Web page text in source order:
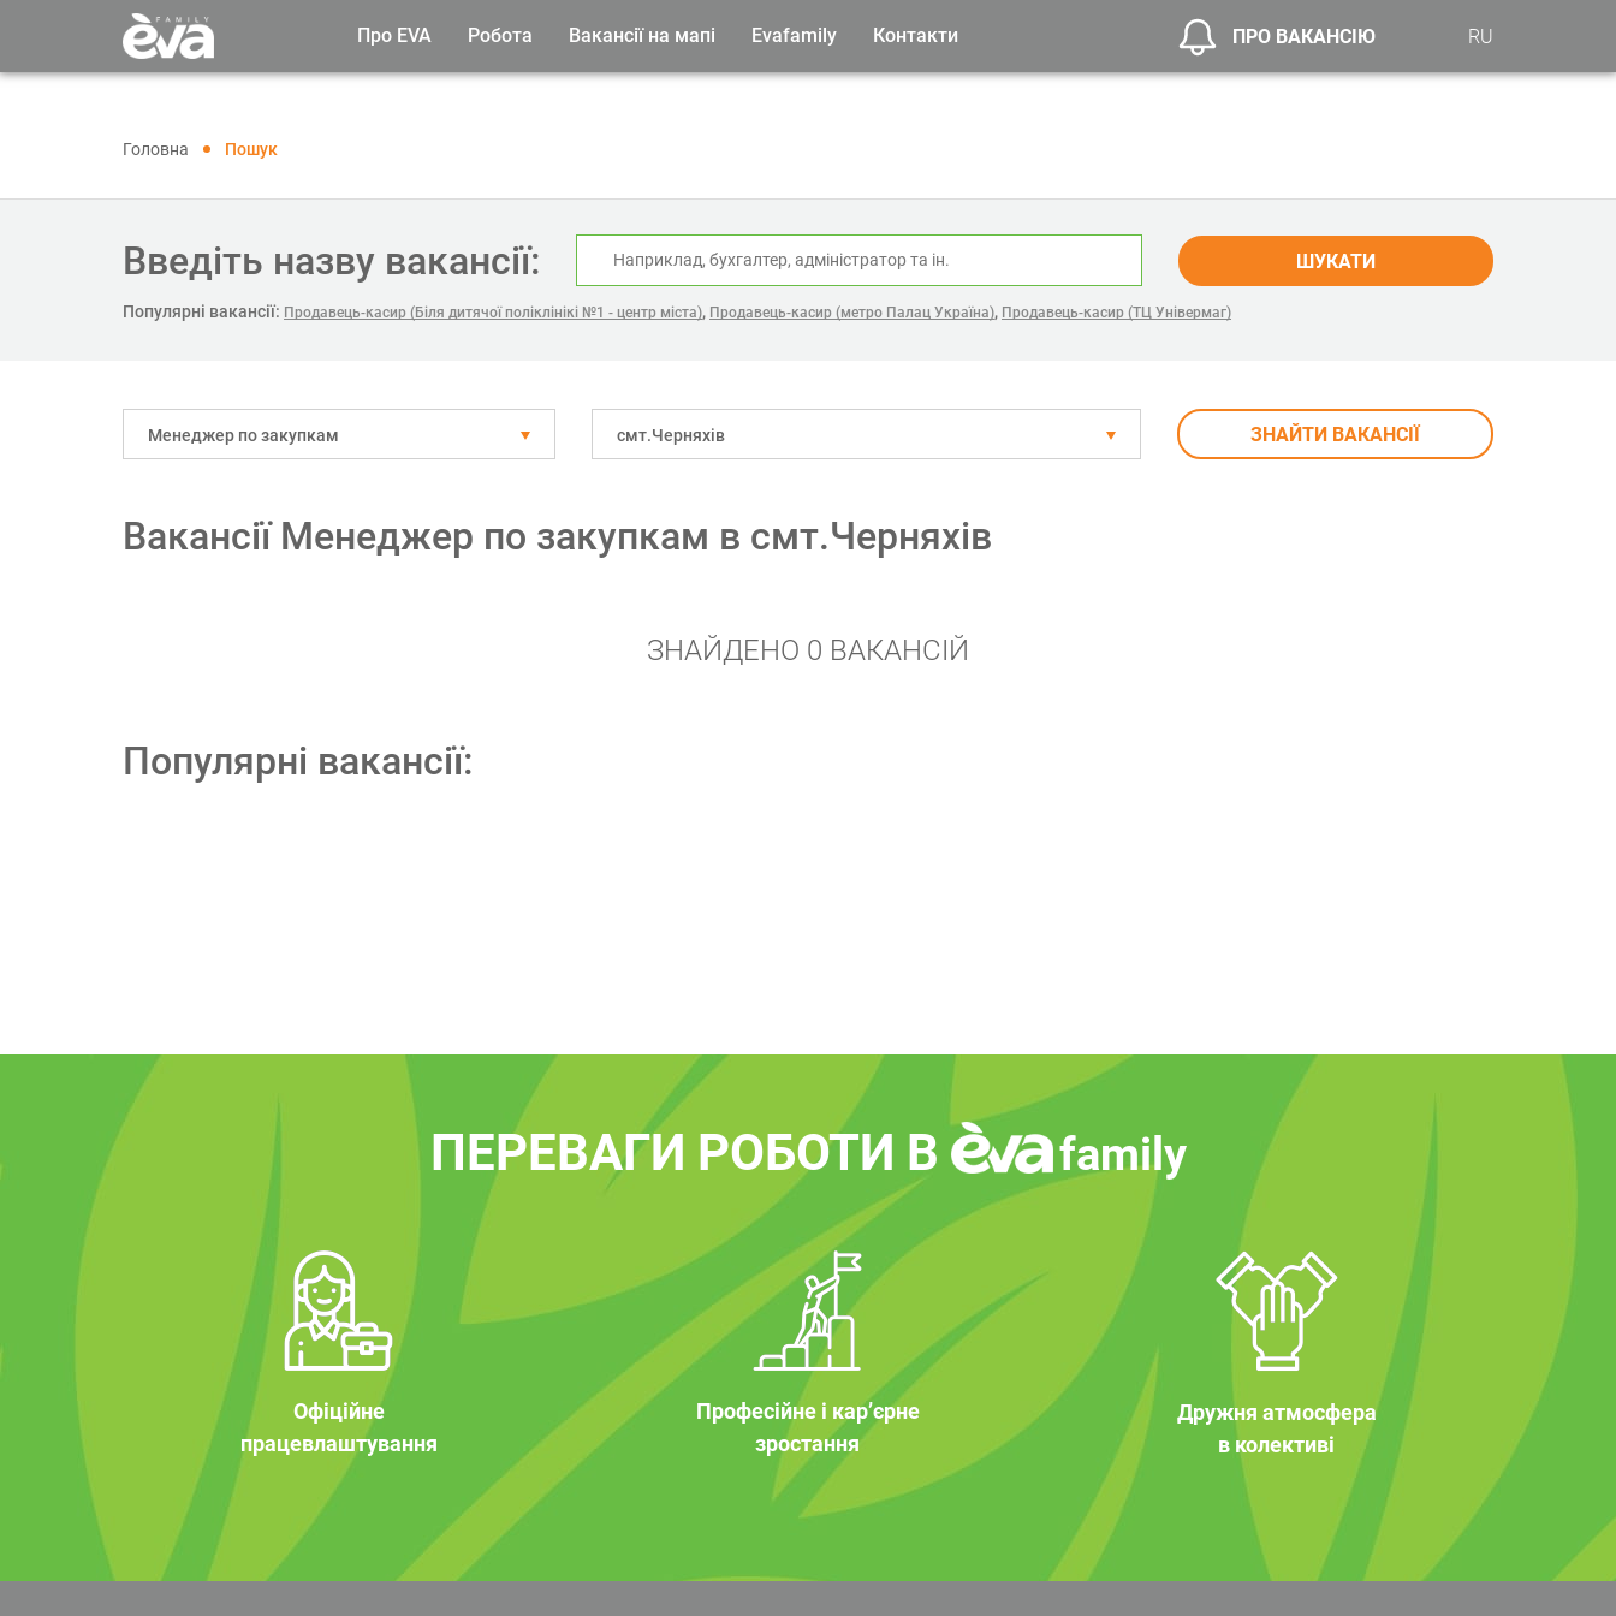
Про EVA Робота Вакансії на мапі Evafamily Контакти ПРО ВАКАНСІЮ RU
Головна Пошук
Введіть назву вакансії: ШУКАТИ
Популярні вакансії: Продавець-касир (Біля дитячої поліклінікі №1 - центр міста), Продавець-касир (метро Палац Україна), Продавець-касир (ТЦ Універмаг)
Менеджер по закупкам смт.Черняхів ЗНАЙТИ ВАКАНСІЇ
Вакансії Менеджер по закупкам в смт.Черняхів
ЗНАЙДЕНО 0 ВАКАНСІЙ
Популярні вакансії:
ПЕРЕВАГИ РОБОТИ В family
Офіційне
працевлаштування
Професійне і кар’єрне
зростання
Дружня атмосфера
в колективі